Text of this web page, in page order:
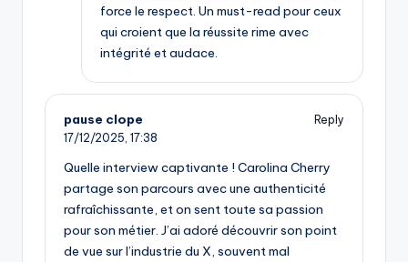
force le respect. Un must-read pour ceux
qui croient que la réussite rime avec
intégrité et audace.
pause clope
Reply
17/12/2025, 17:38
Quelle interview captivante ! Carolina Cherry
partage son parcours avec une authenticité
rafraîchissante, et on sent toute sa passion
pour son métier. J’ai adoré découvrir son point
de vue sur l’industrie du X, souvent mal